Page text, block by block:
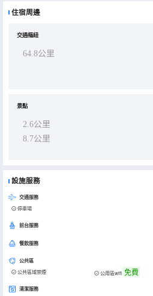
住宿周邊
交通樞紐
64.8公里
景點
2.6公里
8.7公里
設施服務
交通服務
停車場
前台服務
餐飲服務
公共區
公共區域禁煙 公用區wifi 免費
清潔服務